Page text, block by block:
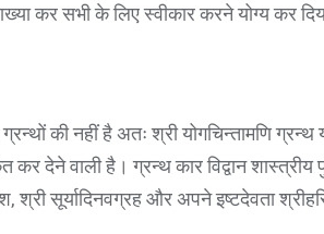
कर सभी के लिए स्वीकार करने योग्य कर
की नहीं है अतः श्री योगचिन्तामणि
देने वाली है। ग्रन्थ कार विद्वान शास्त्रीय
सूर्यादिनवग्रह और अपने इष्टदेवता